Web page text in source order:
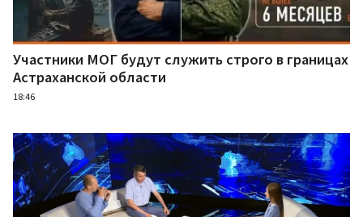
Участники МОГ будут служить строго в границах
Астраханской области
18:46